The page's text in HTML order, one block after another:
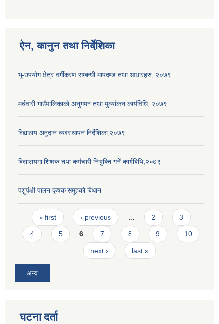
ऐन, कानुन तथा निर्देशिका
भू-उपयोग क्षेत्र वर्गीकरण सम्बन्धी मापदण्ड तथा आधारहरु, २०७९
मर्चवारी गाउँपालिकाकाे अनुगमन तथा मुल्यांकन कार्यविधि, २०७९
विद्यालय अनुदान व्यवस्थापन निर्देशिका,२०७९
विद्यालयमा शिक्षक तथा कर्मचारी नियुक्ति गर्ने कार्यबिधि,२०७९
पशुपंक्षी पालन कृषक समुहको बिधान
Pages
« first ‹ previous 2 3
4 5 6 7 8 9 10
next › last »
अन्य
घटना दर्ता